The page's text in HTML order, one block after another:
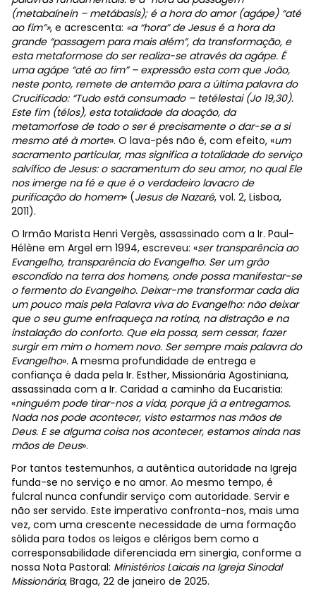
(metabaínein – metábasis); é a hora do amor (agápe) “até
ao fim”», e acrescenta: «a “hora” de Jesus é a hora da
grande “passagem para mais além”, da transformação, e
esta metaformose do ser realiza-se através da agápe. É
uma agápe “até ao fim” – expressão esta com que João,
neste ponto, remete de antemão para a última palavra do
Crucificado: “Tudo está consumado – tetélestai (Jo 19,30).
Este fim (télos), esta totalidade da doação, da
metamorfose de todo o ser é precisamente o dar-se a si
mesmo até à morte». O lava-pés não é, com efeito, «um
sacramento particular, mas significa a totalidade do serviço
salvífico de Jesus: o sacramentum do seu amor, no qual Ele
nos imerge na fé e que é o verdadeiro lavacro de
purificação do homem» (Jesus de Nazaré, vol. 2, Lisboa,
2011).
O Irmão Marista Henri Vergès, assassinado com a Ir. Paul-
Hélène em Argel em 1994, escreveu: «ser transparência ao
Evangelho, transparência do Evangelho. Ser um grão
escondido na terra dos homens, onde possa manifestar-se
o fermento do Evangelho. Deixar-me transformar cada dia
um pouco mais pela Palavra viva do Evangelho: não deixar
que o seu gume enfraqueça na rotina, na distração e na
instalação do conforto. Que ela possa, sem cessar, fazer
surgir em mim o homem novo. Ser sempre mais palavra do
Evangelho». A mesma profundidade de entrega e
confiança é dada pela Ir. Esther, Missionária Agostiniana,
assassinada com a Ir. Caridad a caminho da Eucaristia:
«ninguém pode tirar-nos a vida, porque já a entregamos.
Nada nos pode acontecer, visto estarmos nas mãos de
Deus. E se alguma coisa nos acontecer, estamos ainda nas
mãos de Deus».
Por tantos testemunhos, a autêntica autoridade na Igreja
funda-se no serviço e no amor. Ao mesmo tempo, é
fulcral nunca confundir serviço com autoridade. Servir e
não ser servido. Este imperativo confronta-nos, mais uma
vez, com uma crescente necessidade de uma formação
sólida para todos os leigos e clérigos bem como a
corresponsabilidade diferenciada em sinergia, conforme a
nossa Nota Pastoral: Ministérios Laicais na Igreja Sinodal
Missionária, Braga, 22 de janeiro de 2025.